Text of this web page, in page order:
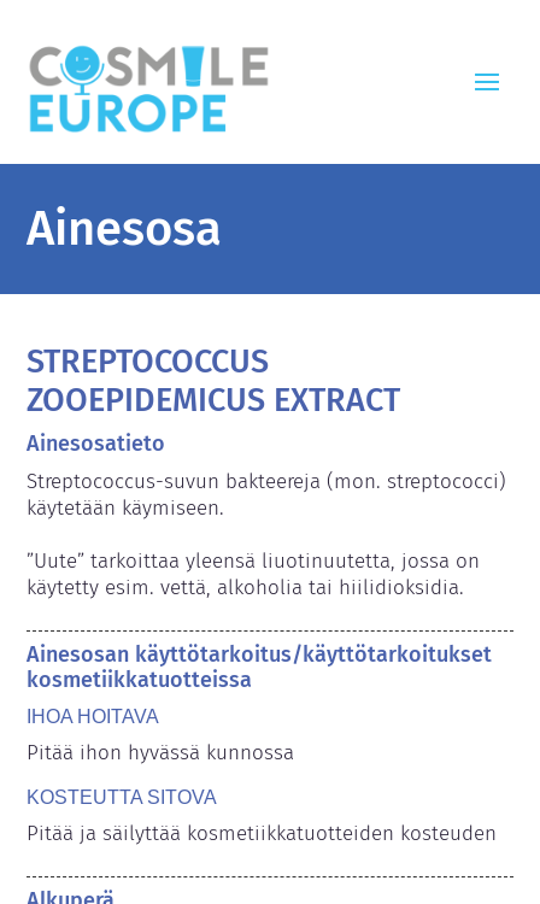
Ainesosa
STREPTOCOCCUS
ZOOEPIDEMICUS EXTRACT
Ainesosatieto
Streptococcus-suvun bakteereja (mon. streptococci)
käytetään käymiseen.
”Uute” tarkoittaa yleensä liuotinuutetta, jossa on
käytetty esim. vettä, alkoholia tai hiilidioksidia.
Ainesosan käyttötarkoitus/käyttötarkoitukset
kosmetiikkatuotteissa
IHOA HOITAVA
Pitää ihon hyvässä kunnossa
KOSTEUTTA SITOVA
Pitää ja säilyttää kosmetiikkatuotteiden kosteuden